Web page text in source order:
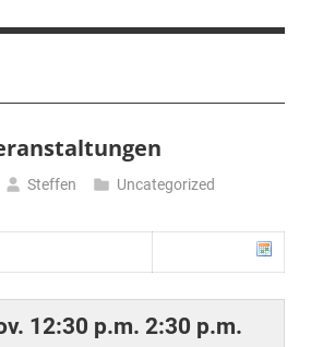
Steffen Uncategorized
12:30 p.m. 2:30 p.m.